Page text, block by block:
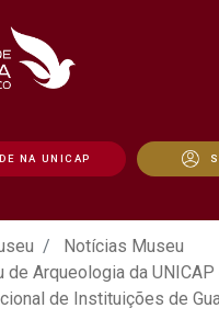
NA UNICAP
de Arqueologia
Notícias Museu
de Arqueologia da UNICAP
de Instituições de